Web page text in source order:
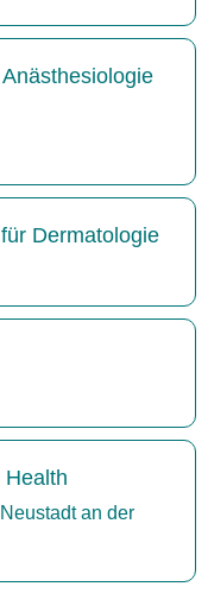
Dermatologie
Health
an der